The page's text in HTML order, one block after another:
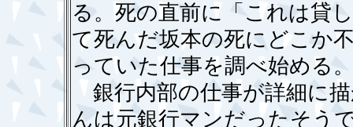
る。死の直前に「これは貸
て死んだ坂本の死にどこか
っていた仕事を調べ始める
銀行内部の仕事が詳細に
んは元銀行マンだったそう